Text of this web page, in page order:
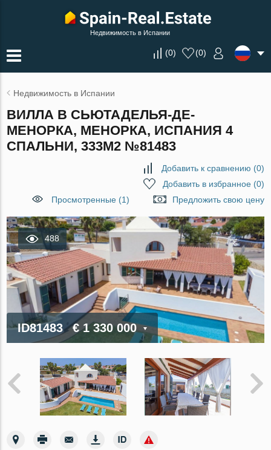
Недвижимость в Испании
(0) (0)
Недвижимость в Испании
ВИЛЛА В СЬЮТАДЕЛЬЯ-ДЕ-
МЕНОРКА, МЕНОРКА, ИСПАНИЯ 4
СПАЛЬНИ, 333М2 №81483
Добавить к сравнению (0)
Добавить в избранное(0)
Просмотренные (1)
Предложить свою цену
488
ID81483 € 1 330 000